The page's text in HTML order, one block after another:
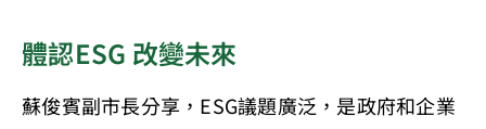
體認ESG 改變未來
蘇俊賓副市長分享，ESG議題廣泛，是政府和企業